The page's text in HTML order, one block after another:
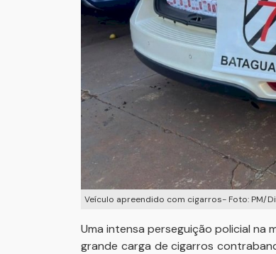
Veículo apreendido com cigarros- Foto: PM/
Uma intensa perseguição policial na
grande carga de cigarros